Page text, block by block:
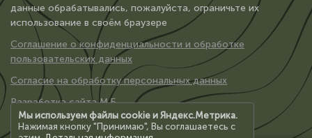
данные обрабатывались, пожалуйста, ограничьте их
использование в своём браузере
Соглашение о конфиденциальности и обработке
пользовательских данных
Согласие на обработку персональных данных
Разработка сайта М.Б.
Мы используем файлы cookie и Яндекс.Метрика.
Нажимая кнопку "Принимаю", Вы соглашаетесь с